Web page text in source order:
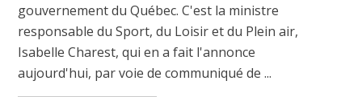
gouvernement du Québec. C'est la ministre
responsable du Sport, du Loisir et du Plein air,
Isabelle Charest, qui en a fait l'annonce
aujourd'hui, par voie de communiqué de ...